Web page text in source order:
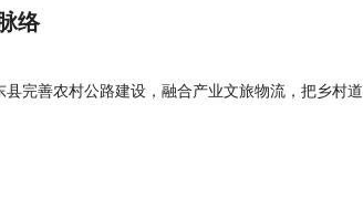
络
完善农村公路建设，融合产业文旅物流，把乡村